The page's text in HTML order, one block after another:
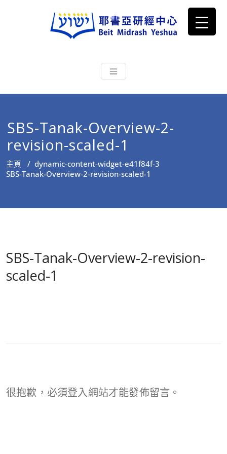
耶書亞研經中心
根源明白聖經，成為更好的門徒
SBS-Tanak-Overview-2-
revision-scaled-1
主頁 / dynamic-content-widget-e41f84f-3
SBS-Tanak-Overview-2-revision-scaled-1
SBS-Tanak-Overview-2-revision-
scaled-1
很抱歉，必須登入網站才能發佈留言。